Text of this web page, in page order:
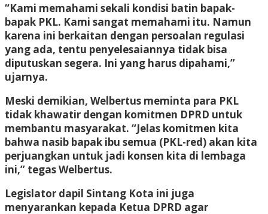
“Kami memahami sekali kondisi batin bapak-
bapak PKL. Kami sangat memahami itu. Namun
karena ini berkaitan dengan persoalan regulasi
yang ada, tentu penyelesaiannya tidak bisa
diputuskan segera. Ini yang harus dipahami,”
ujarnya.
Meski demikian, Welbertus meminta para PKL
tidak khawatir dengan komitmen DPRD untuk
membantu masyarakat. “Jelas komitmen kita
bahwa nasib bapak ibu semua (PKL-red) akan kita
perjuangkan untuk jadi konsen kita di lembaga
ini,” tegas Welbertus.
Legislator dapil Sintang Kota ini juga
menyarankan kepada Ketua DPRD agar